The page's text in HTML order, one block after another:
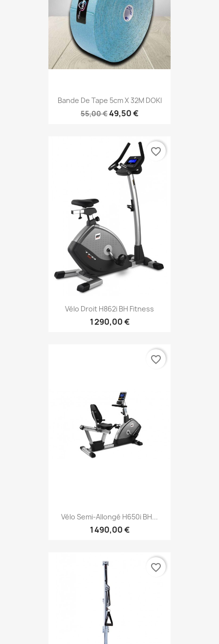
Bande De Tape 5cm X 32M DOKI
55,00 €49,50 €
Vélo Droit H862i BH Fitness
1 290,00 €
favorite_border
Vélo Semi-Allongé H650i BH...
1 490,00 €
favorite_border
favorite_border